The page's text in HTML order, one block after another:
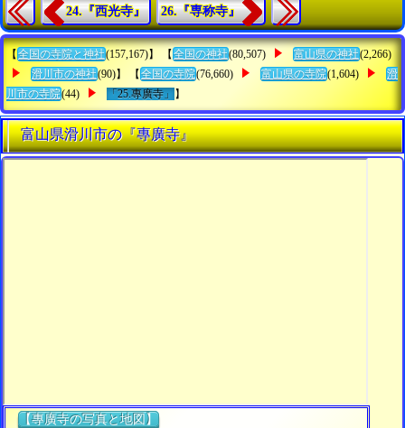
24.『西光寺』 26.『専称寺』
【 全国の寺院と神社(157,167)】 【 全国の神社(80,507) 富山県の神社(2,266)
滑川市の神社(90)】 【 全国の寺院(76,660) 富山県の寺院(1,604)
滑
川市の寺院(44) 「25.專廣寺」 】
富山県滑川市の『專廣寺』
【專廣寺の写真と地図】